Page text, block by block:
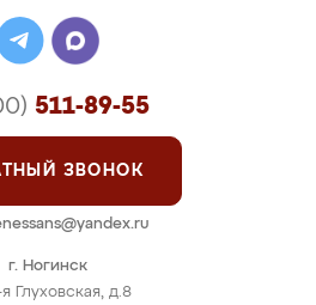
г. Ногинск
я Глуховская, д.8
511-89-55
ЗВОНОК